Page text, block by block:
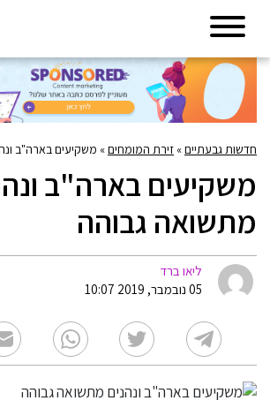
חדשות גבעתיים» זירת המומחים» משקיעים בארה"ב
משקיעים בארה"ב
מתשואה גבוהה
ליאו ברד
05 נובמבר, 2019 10:07